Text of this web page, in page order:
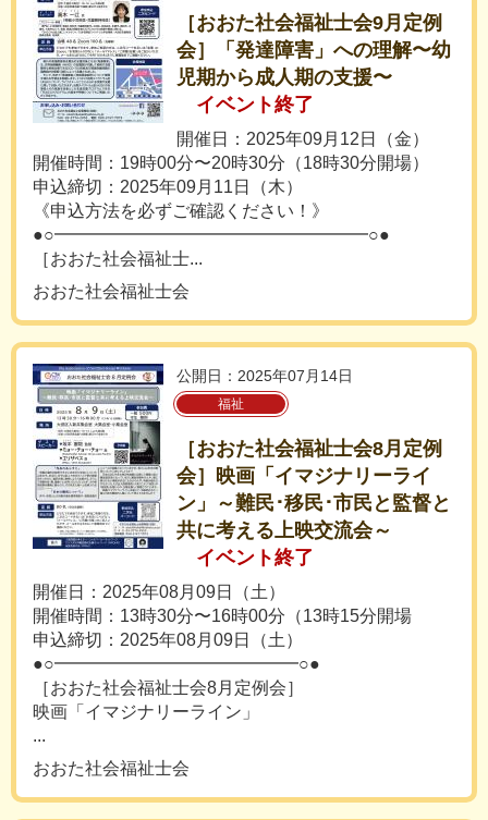
［おおた社会福祉士会9月定例
会］「発達障害」への理解〜幼
児期から成人期の支援〜
イベント終了
開催日：2025年09月12日（金）
開催時間：19時00分〜20時30分（18時30分開場）
申込締切：2025年09月11日（木）
《申込方法を必ずご確認ください！》
●○━━━━━━━━━━━━━━━━━━○●
［おおた社会福祉士...
おおた社会福祉士会
公開日：2025年07月14日
福祉
［おおた社会福祉士会8月定例
会］映画「イマジナリーライ
ン」～難民･移民･市民と監督と
共に考える上映交流会～
イベント終了
開催日：2025年08月09日（土）
開催時間：13時30分〜16時00分（13時15分開場
申込締切：2025年08月09日（土）
●○━━━━━━━━━━━━━━○●
［おおた社会福祉士会8月定例会］
映画「イマジナリーライン」
...
おおた社会福祉士会